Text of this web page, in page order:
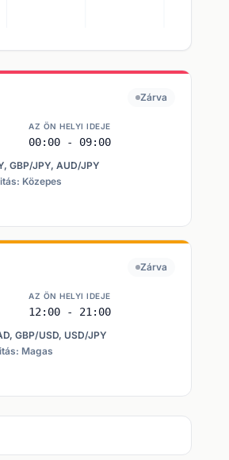
Zárva
AZ ÖN HELYI IDEJE
00:00 - 09:00
GBP/JPY, AUD/JPY
Közepes
Zárva
AZ ÖN HELYI IDEJE
12:00 - 21:00
GBP/USD, USD/JPY
Magas